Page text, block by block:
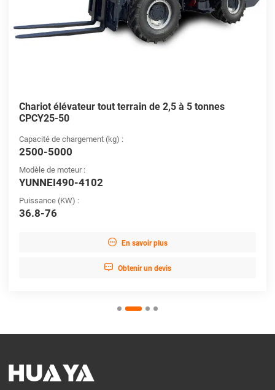
Chariot élévateur tout terrain de 2,5 à 5 tonnes
CPCY25-50
Capacité de chargement (kg) :
2500-5000
Modèle de moteur :
YUNNEI490-4102
Puissance (KW) :
36.8-76
 En savoir plus
 Obtenir un devis